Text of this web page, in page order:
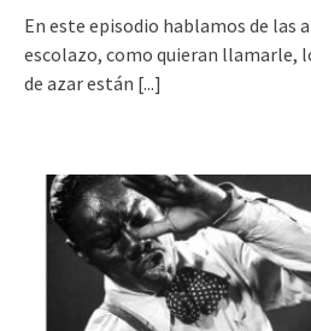
En este episodio hablamos de las
escolazo, como quieran llamarle,
de azar están [...]